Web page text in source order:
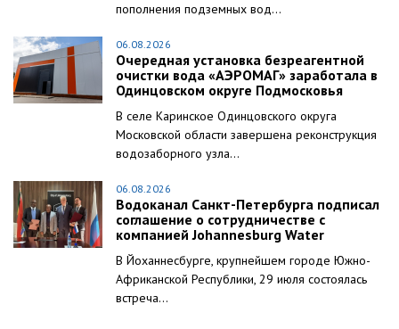
пополнения подземных вод...
06.08.2026
Очередная установка безреагентной
очистки вода «АЭРОМАГ» заработала в
Одинцовском округе Подмосковья
В селе Каринское Одинцовского округа
Московской области завершена реконструкция
водозаборного узла...
06.08.2026
Водоканал Санкт-Петербурга подписал
соглашение о сотрудничестве с
компанией Johannesburg Water
В Йоханнесбурге, крупнейшем городе Южно-
Африканской Республики, 29 июля состоялась
встреча...